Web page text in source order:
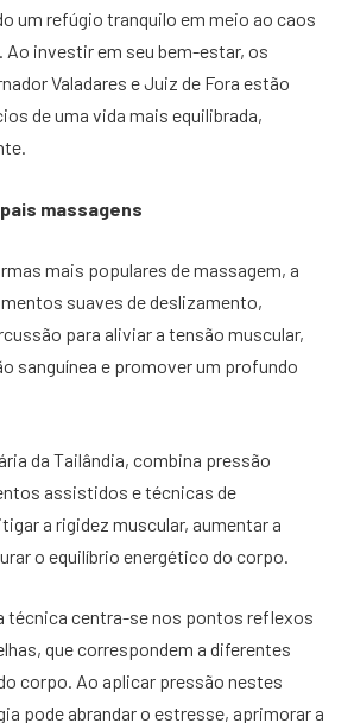
um refúgio tranquilo em meio ao caos
Ao investir em seu bem-estar, os
Valadares e Juiz de Fora estão
de uma vida mais equilibrada,
massagens
mais populares de massagem, a
suaves de deslizamento,
para aliviar a tensão muscular,
sanguínea e promover um profundo
da Tailândia, combina pressão
assistidos e técnicas de
a rigidez muscular, aumentar a
o equilíbrio energético do corpo.
técnica centra-se nos pontos reflexos
que correspondem a diferentes
corpo. Ao aplicar pressão nestes
pode abrandar o estresse, aprimorar a